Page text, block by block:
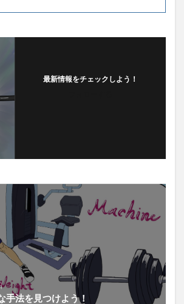
最新情報をチェックしよう！
手法を見つけよう！